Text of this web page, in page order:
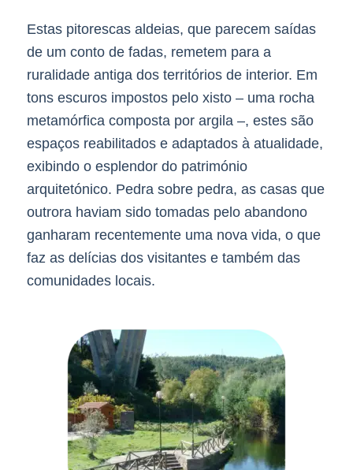
Estas pitorescas aldeias, que parecem saídas
de um conto de fadas, remetem para a
ruralidade antiga dos territórios de interior. Em
tons escuros impostos pelo xisto – uma rocha
metamórfica composta por argila –, estes são
espaços reabilitados e adaptados à atualidade,
exibindo o esplendor do património
arquitetónico. Pedra sobre pedra, as casas que
outrora haviam sido tomadas pelo abandono
ganharam recentemente uma nova vida, o que
faz as delícias dos visitantes e também das
comunidades locais.